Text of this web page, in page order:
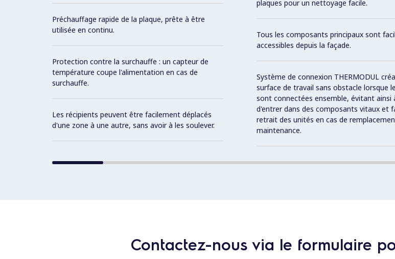
Préchauffage rapide de la plaque, prête à être
utilisée en continu.
Protection contre la surchauffe : un capteur de
température coupe l'alimentation en cas de
surchauffe.
Les récipients peuvent être facilement déplacés
d'une zone à une autre, sans avoir à les soulever.
plaques pour un nettoyage facile.
Tous les composants principaux sont
accessibles depuis la façade.
Système de connexion THERMODUL
surface de travail sans obstacle lorsque
sont connectées ensemble, évitant ainsi
d'entrer dans des composants vitaux et
retrait des unités en cas de
maintenance.
Contactez-nous via le formulaire